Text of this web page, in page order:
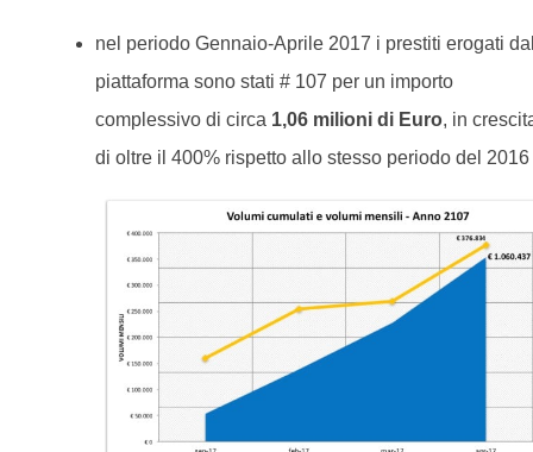
nel periodo Gennaio-Aprile 2017 i prestiti erogati
piattaforma sono stati # 107 per un importo
complessivo di circa 1,06 milioni di Euro, in
di oltre il 400% rispetto allo stesso periodo del 2016